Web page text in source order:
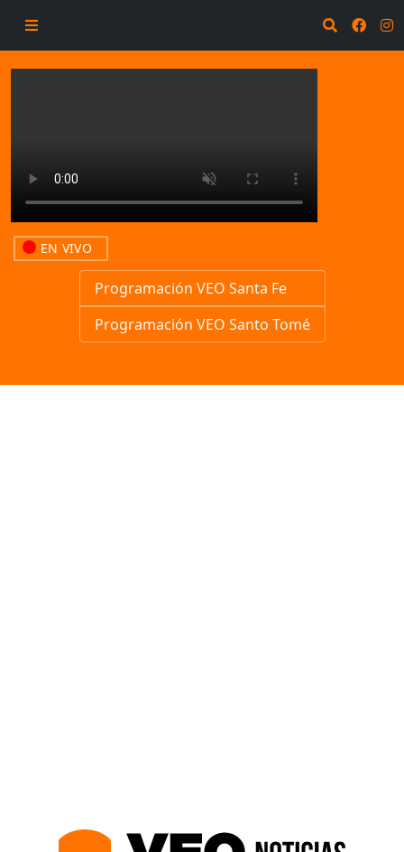
EN VIVO
Programación VEO Santa Fe
Programación VEO Santo Tomé